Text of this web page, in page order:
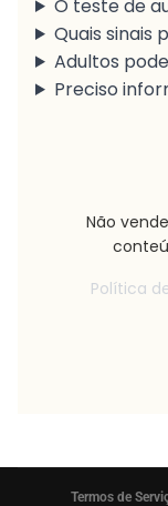
O teste de
Quais sinais
Adultos
Preciso
Não
Política
Termos de